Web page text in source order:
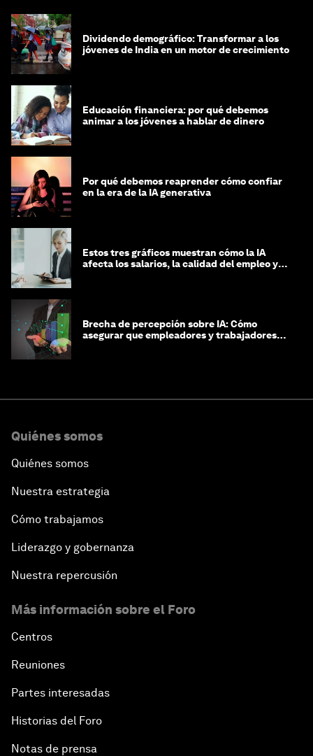
Dividendo demográfico: Transformar a los
jóvenes de India en un motor de crecimiento
Educación financiera: por qué debemos
animar a los jóvenes a hablar de dinero
Por qué debemos reaprender cómo confiar
en la era de la IA generativa
Estos tres gráficos muestran cómo la IA
afecta los salarios, la calidad del empleo y
Brecha de percepción sobre IA: Cómo
asegurar que empleadores y trabajadores
Quiénes somos
Quiénes somos
Nuestra estrategia
Cómo trabajamos
Liderazgo y gobernanza
Nuestra repercusión
Más información sobre el Foro
Centros
Reuniones
Partes interesadas
Historias del Foro
Notas de prensa